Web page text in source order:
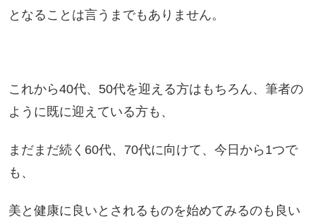
となることは言うまでもありません。
これから40代、50代を迎える方はもちろん、筆者の
ように既に迎えている方も、
まだまだ続く60代、70代に向けて、今日から1つで
も、
美と健康に良いとされるものを始めてみるのも良い